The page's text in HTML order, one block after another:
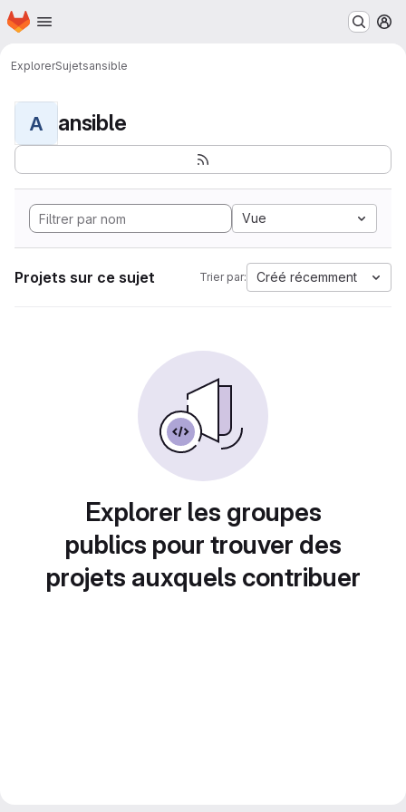
Passer au contenu principal
Page d'accueil
ExplorerSujetsansible
A ansible
Vue
Projets sur ce sujet Trier par: Créé récemment
Explorer les groupes
publics pour trouver des
projets auxquels contribuer